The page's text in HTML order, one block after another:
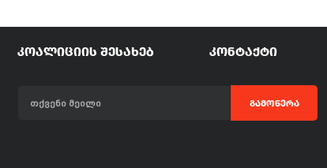
ᲙᲝᲐᲚᲘᲪᲘᲘᲡ ᲨᲔᲡᲐᲮᲔᲑ ᲙᲝᲜᲢᲐᲥᲢᲘ
ᲒᲐᲛᲝᲬᲔᲠᲐ